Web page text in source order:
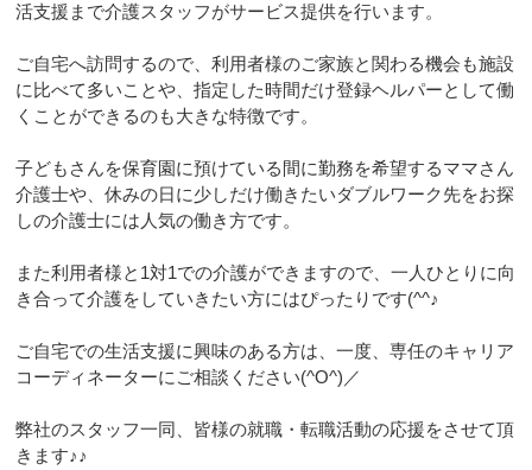
活支援まで介護スタッフがサービス提供を行います。
ご自宅へ訪問するので、利用者様のご家族と関わる機会も施設
に比べて多いことや、指定した時間だけ登録ヘルパーとして働
くことができるのも大きな特徴です。
子どもさんを保育園に預けている間に勤務を希望するママさん
介護士や、休みの日に少しだけ働きたいダブルワーク先をお探
しの介護士には人気の働き方です。
また利用者様と1対1での介護ができますので、一人ひとりに向
き合って介護をしていきたい方にはぴったりです(^^♪
ご自宅での生活支援に興味のある方は、一度、専任のキャリア
コーディネーターにご相談ください(^O^)／
弊社のスタッフ一同、皆様の就職・転職活動の応援をさせて頂
きます♪♪